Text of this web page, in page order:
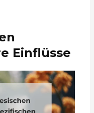
Einflüsse